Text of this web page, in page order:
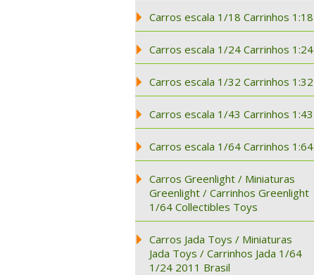
Carros escala 1/18 Carrinhos 1:18
Carros escala 1/24 Carrinhos 1:24
Carros escala 1/32 Carrinhos 1:32
Carros escala 1/43 Carrinhos 1:43
Carros escala 1/64 Carrinhos 1:64
Carros Greenlight / Miniaturas
Greenlight / Carrinhos Greenlight
1/64 Collectibles Toys
Carros Jada Toys / Miniaturas
Jada Toys / Carrinhos Jada 1/64
1/24 2011 Brasil